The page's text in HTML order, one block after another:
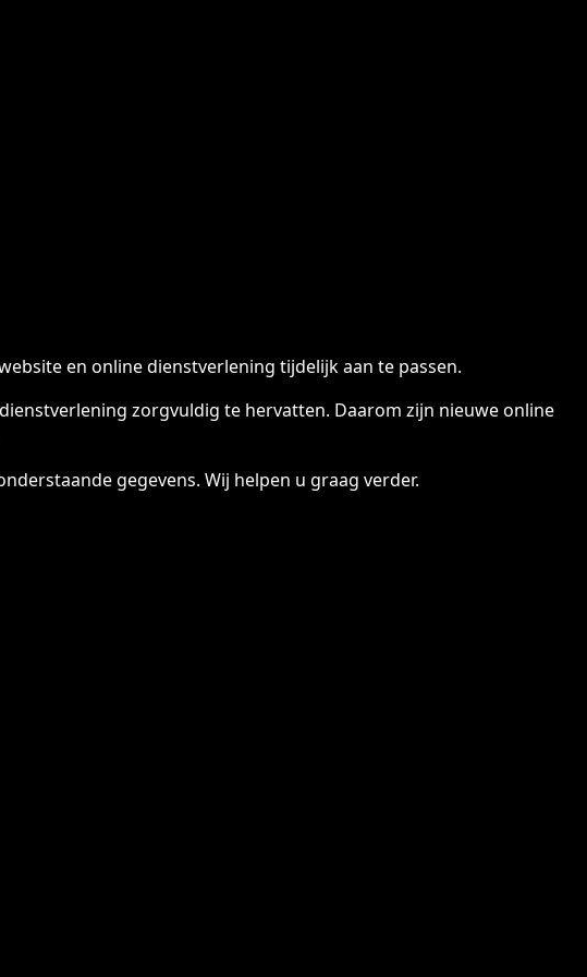
en online dienstverlening tijdelijk aan te passen.
zorgvuldig te hervatten. Daarom zijn nieuwe online
gegevens. Wij helpen u graag verder.